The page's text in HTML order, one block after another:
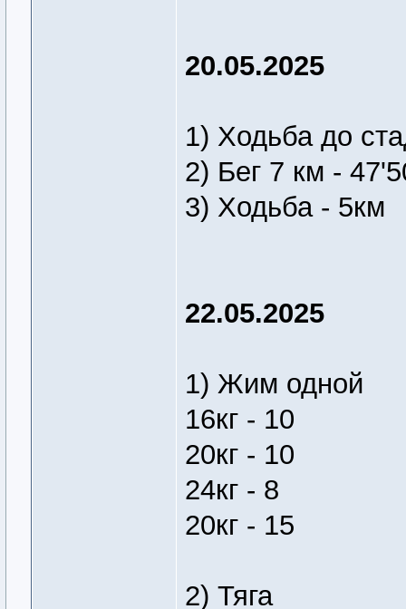
20.05.2025
1) Ходьба до
2) Бег 7 км -
3) Ходьба - 5км
22.05.2025
1) Жим одной
16кг - 10
20кг - 10
24кг - 8
20кг - 15
2) Тяга